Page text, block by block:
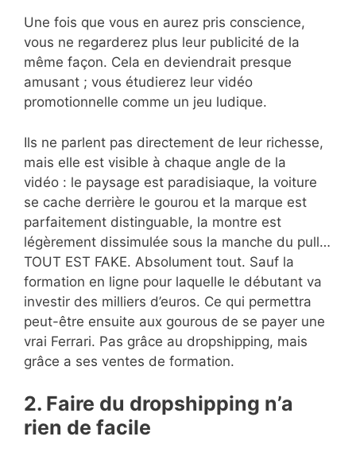
Une fois que vous en aurez pris conscience,
vous ne regarderez plus leur publicité de la
même façon. Cela en deviendrait presque
amusant ; vous étudierez leur vidéo
promotionnelle comme un jeu ludique.
Ils ne parlent pas directement de leur richesse,
mais elle est visible à chaque angle de la
vidéo : le paysage est paradisiaque, la voiture
se cache derrière le gourou et la marque est
parfaitement distinguable, la montre est
légèrement dissimulée sous la manche du pull…
TOUT EST FAKE. Absolument tout. Sauf la
formation en ligne pour laquelle le débutant va
investir des milliers d’euros. Ce qui permettra
peut-être ensuite aux gourous de se payer une
vrai Ferrari. Pas grâce au dropshipping, mais
grâce a ses ventes de formation.
2. Faire du dropshipping n’a
rien de facile